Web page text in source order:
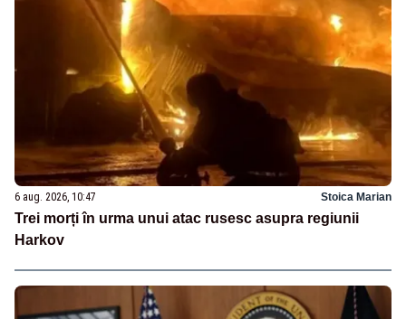
6 aug. 2026, 10:47 Stoica Marian
Trei morți în urma unui atac rusesc asupra regiunii
Harkov